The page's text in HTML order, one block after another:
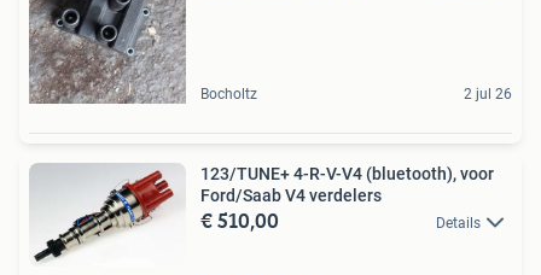
Bocholtz 2 jul 26
123/TUNE+ 4-R-V-V4 (bluetooth), voor
Ford/Saab V4 verdelers
€ 510,00 Details